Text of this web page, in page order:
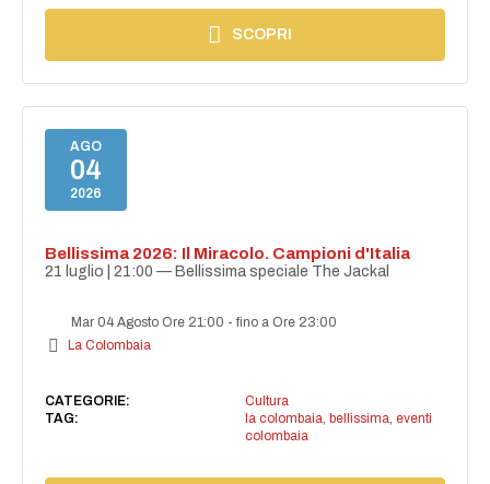
SCOPRI
AGO
04
2026
Bellissima 2026: Il Miracolo. Campioni d'Italia
21 luglio | 21:00 — Bellissima speciale The Jackal
Mar 04 Agosto Ore 21:00 -fino a Ore 23:00
La Colombaia
CATEGORIE:
Cultura
TAG:
la colombaia, bellissima, eventi
colombaia